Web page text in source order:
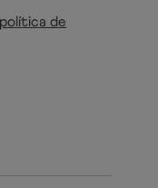
política de